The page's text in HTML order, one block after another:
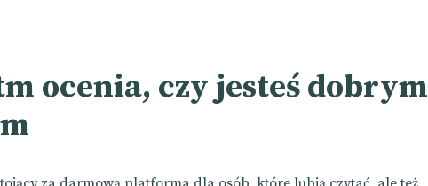
ocenia, czy jesteś dobrym